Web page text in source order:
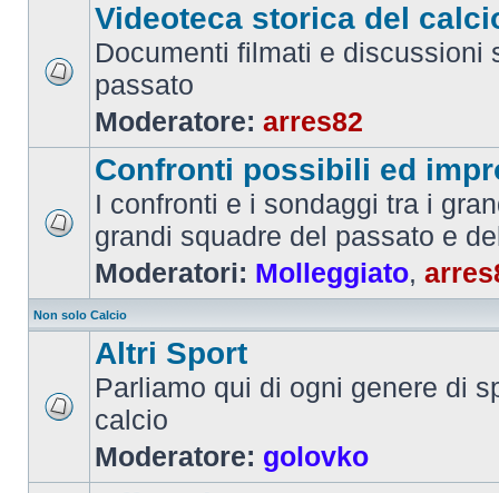
Videoteca storica del
Documenti filmati e discussioni
passato
Moderatore: arres82
Confronti possibili ed
I confronti e i sondaggi tra i
grandi squadre del passato e
Moderatori: Molleggiato,
Non solo Calcio
Altri Sport
Parliamo qui di ogni genere di
calcio
Moderatore: golovko